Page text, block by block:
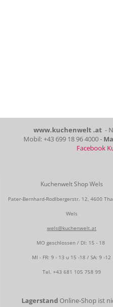
www.kuchenwelt .at -
Mobil: +43 699 18 96 4000 -
Facebook
Kuchenwelt Shop Wels
Pater-Bernhard-Rodlbergerstr. 12, 4600
Wels
wels@kuchenwelt.at
MO geschlossen / DI: 15 - 18
MI - FR: 9 - 13 u 15 -18 / SA: 9 -12
Tel. +43 681 105 758 99
Lagerstand Online-Shop ist